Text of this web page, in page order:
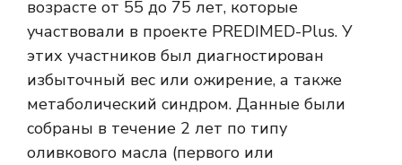
возрасте от 55 до 75 лет, которые
участвовали в проекте PREDIMED-Plus. У
этих участников был диагностирован
избыточный вес или ожирение, а также
метаболический синдром. Данные были
собраны в течение 2 лет по типу
оливкового масла (первого или